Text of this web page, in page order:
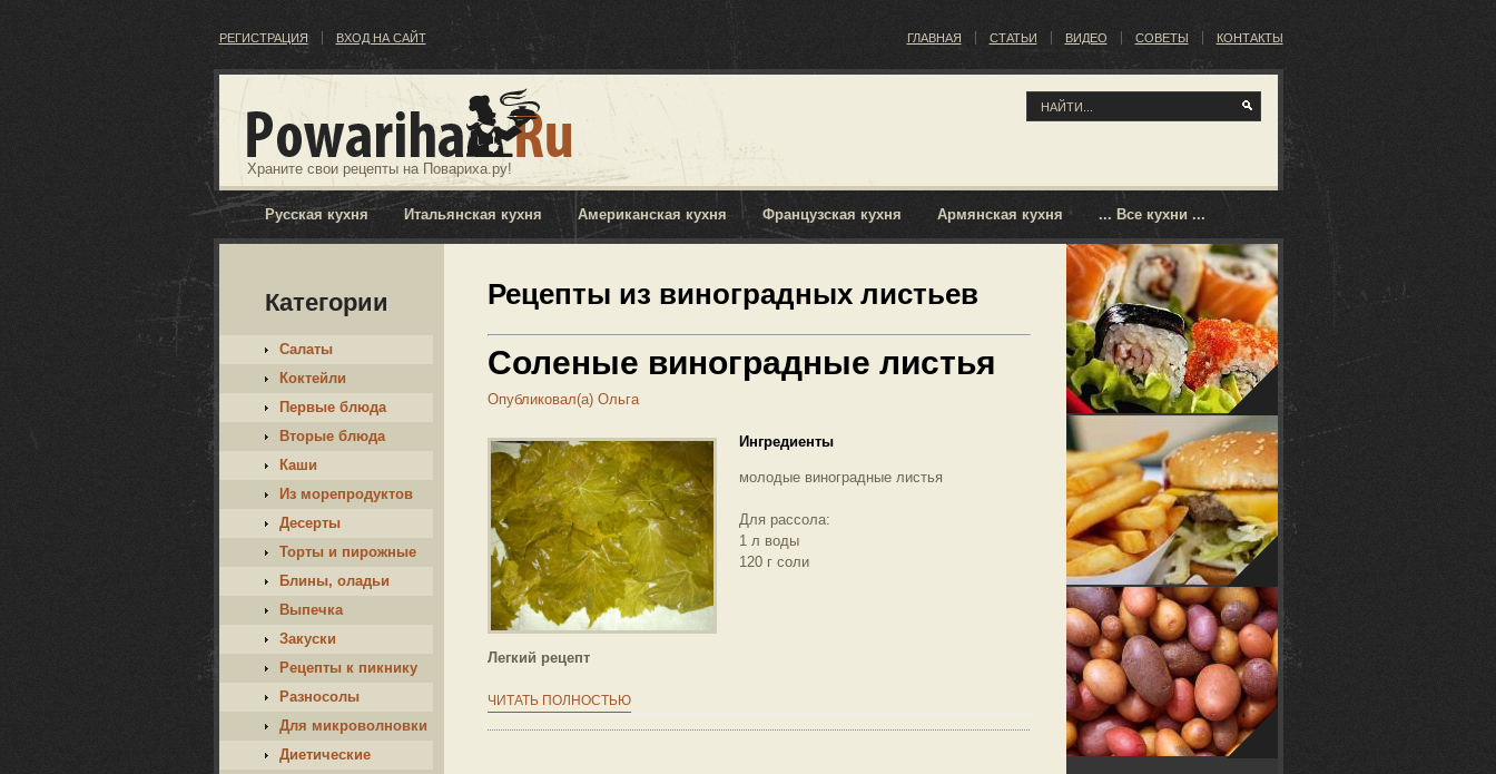
Храните свои рецепты на Повариха.ру!
ГЛАВНАЯ СТАТЬИ ВИДЕО СОВЕТЫ КОНТАКТЫ
РЕГИСТРАЦИЯ ВХОД НА САЙТ
Русская кухня Итальянская кухня Американская кухня Французская кухня Армянская кухня ... Все кухни ...
Категории
Салаты
Коктейли
Первые блюда
Вторые блюда
Каши
Из морепродуктов
Десерты
Торты и пирожные
Блины, оладьи
Выпечка
Закуски
Рецепты к пикнику
Разносолы
Для микроволновки
Диетические
Рецепты из виноградных листьев
Соленые виноградные листья
Опубликовал(а) Ольга
Легкий рецепт
ЧИТАТЬ ПОЛНОСТЬЮ
Ингредиенты
молодые виноградные листья
Для рассола:
1 л воды
120 г соли